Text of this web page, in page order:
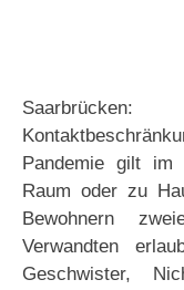
Pandemie gilt im
Raum oder zu
Bewohnern
Verwandten
Geschwister,